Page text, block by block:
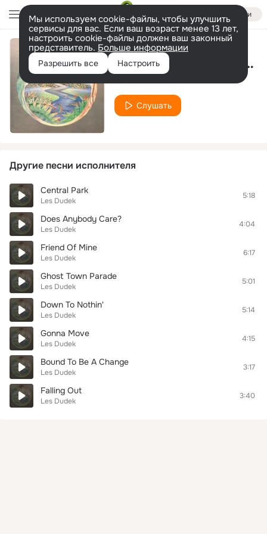
Войти
Мы используем cookie-файлы, чтобы улучшить
сервисы для вас. Если ваш возраст менее 13 лет,
настроить cookie-файлы должен ваш законный
представитель. Больше информации
Разрешить все Настроить Tears Turn Into Diamonds
Слушать
Другие песни исполнителя
Central Park
Les Dudek
5:18
Does Anybody Care?
Les Dudek
4:04
Friend Of Mine
Les Dudek
6:17
Ghost Town Parade
Les Dudek
5:01
Down To Nothin'
Les Dudek
5:14
Gonna Move
Les Dudek
4:15
Bound To Be A Change
Les Dudek
3:17
Falling Out
Les Dudek
3:40